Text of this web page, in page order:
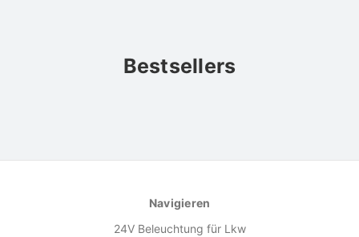
Bestsellers
Navigieren
24V Beleuchtung für Lkw